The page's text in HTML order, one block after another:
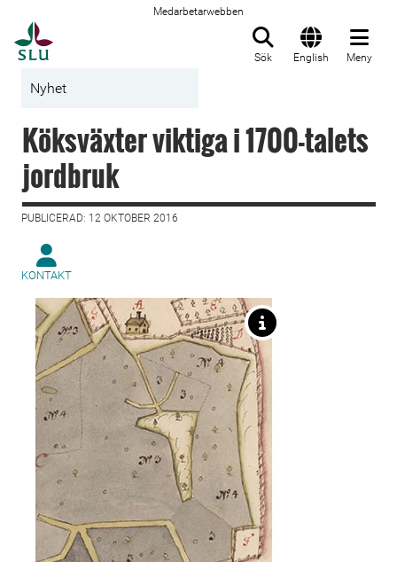
Medarbetarwebben
Sök English Meny
Nyhet
Köksväxter viktiga i 1700-talets
jordbruk
PUBLICERAD: 12 OKTOBER 2016
KONTAKT